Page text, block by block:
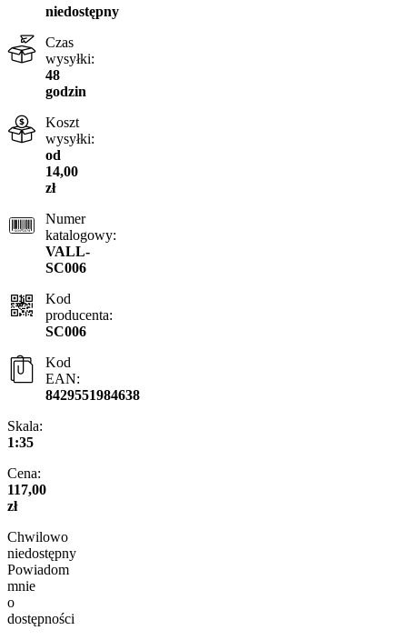
niedostępny
Czas
wysyłki:
48
godzin
Koszt
wysyłki:
od
14,00
zł
Numer
katalogowy:
VALL-
SC006
Kod
producenta:
SC006
Kod
EAN:
8429551984638
Skala:
1:35
Cena:
117,00
zł
Chwilowo
niedostępny
Powiadom
mnie
o
dostępności